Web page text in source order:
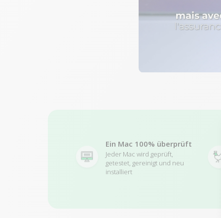
Ein Mac 100% überprüft
Jeder Mac wird geprüft,
getestet, gereinigt und neu
installiert